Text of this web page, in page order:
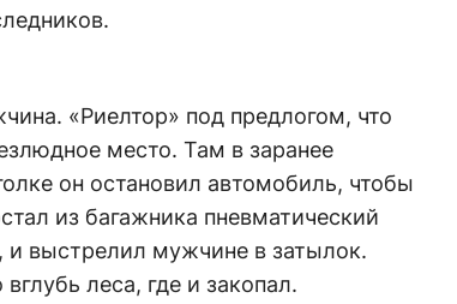
«Риелтор» под предлогом, что
место. Там в заранее
он остановил автомобиль, чтобы
из багажника пневматический
и выстрелил мужчине в затылок.
леса, где и закопал.